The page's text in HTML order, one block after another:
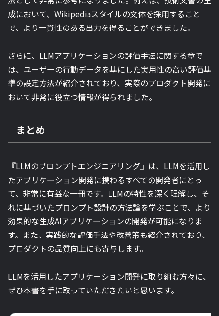
成において、Wikipediaスタイルの文体を採用すること
で、より一貫性のある出力を得ることができました。
さらに、LLMアプリケーションの評価手法に関する章で
は、ユーザーの行動データを基にした実用性の高い評価基
準の設定方法が紹介されており、実際のプロダクト開発に
おいて非常に役立つ情報が得られました。
まとめ
『LLMのプロンプトエンジニアリング』は、LLMを活用し
たアプリケーション開発に携わるすべての開発者にとっ
て、非常に有益な一冊です。LLMの特性を深く理解し、そ
れに基づいたプロンプト設計の方法論を学ぶことで、より
効果的な生成AIアプリケーションの開発が可能になりま
す。また、実践的な評価手法や改善策も紹介されており、
プロダクトの品質向上にも寄与します。
LLMを活用したアプリケーション開発に取り組む方々に、
ぜひ本書を手に取っていただきたいと思います。